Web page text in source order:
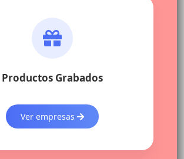
Productos Grabados
Ver empresas